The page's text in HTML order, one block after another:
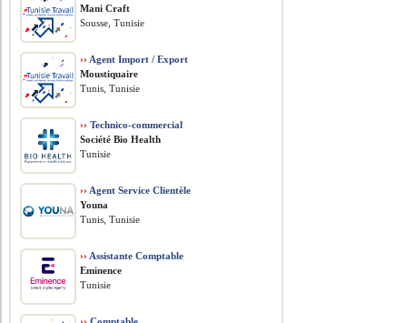
Mani Craft
Sousse, Tunisie
›› Agent Import / Export
Moustiquaire
Tunis, Tunisie
›› Technico-commercial
Société Bio Health
Tunisie
›› Agent Service Clientèle
Youna
Tunis, Tunisie
›› Assistante Comptable
Eminence
Tunisie